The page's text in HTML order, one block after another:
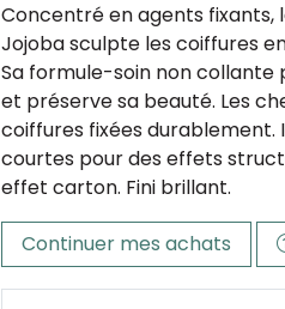
Concentré en agents fixants,
Jojoba sculpte les coiffures
Sa formule-soin non
et préserve sa beauté. Les
coiffures fixées durablement.
courtes pour des effets
effet carton. Fini brillant.
Continuer mes achats